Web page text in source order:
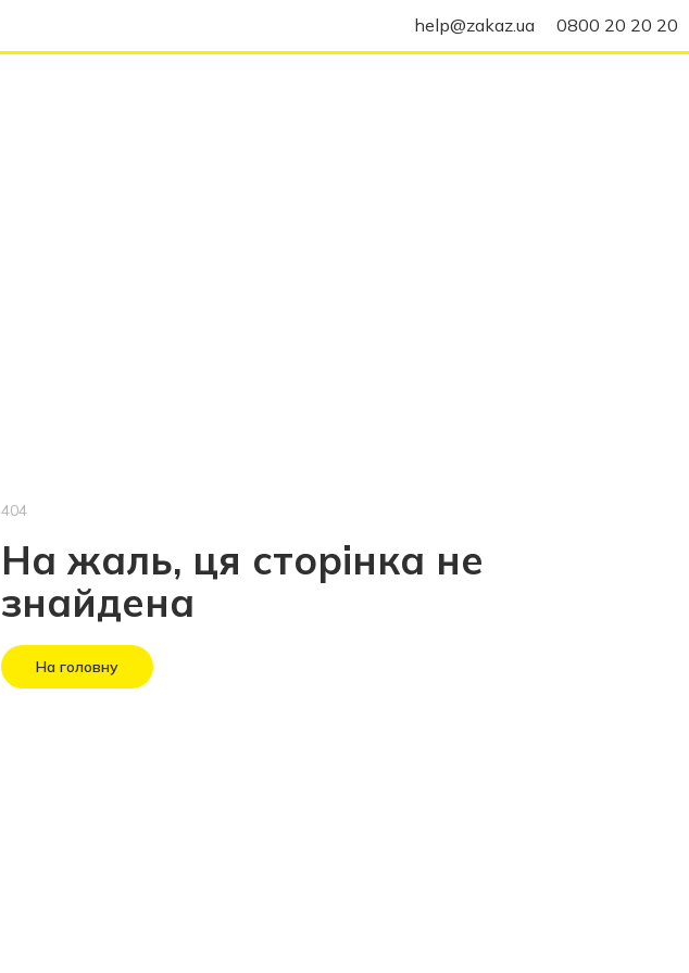
help@zakaz.ua 0800 20 20 20
404
На жаль, ця сторінка не
знайдена
На головну